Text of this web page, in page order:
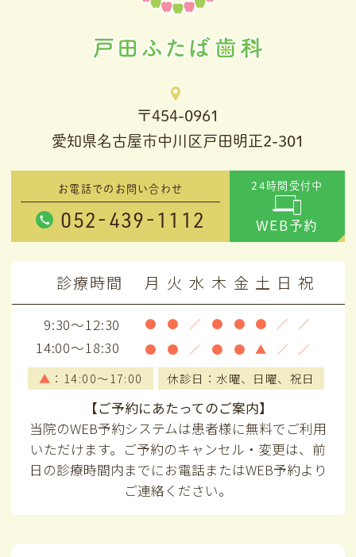
〒454-0961
愛知県名古屋市中川区戸田明正2-301
お電話でのお問い合わせ
052-439-1112
24時間受付中
WEB予約
診療時間 月 火 水 木 金 土 日 祝
9:30～12:30 ● ● ／ ● ● ● ／ ／
14:00～18:30 ● ● ／ ● ● ▲ ／
／
▲ ：14:00～17:00 休診日：水曜、日曜、祝日
【ご予約にあたってのご案内】
当院のWEB予約システムは患者様に無料でご利用
いただけます。ご予約のキャンセル・変更は、前
日の診療時間内までにお電話またはWEB予約より
ご連絡ください。